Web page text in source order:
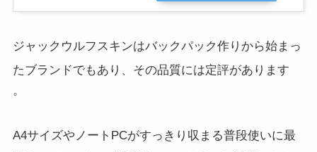
ジャックウルフスキンはバックパック作りから始まっ
たブランドでもあり、その品質には定評があります
。
A4サイズやノートPCがすっきり収まる普段使いに最